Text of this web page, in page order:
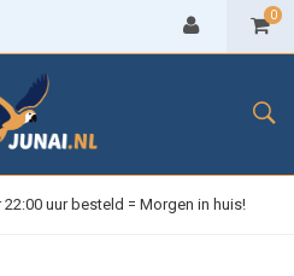
0
uur besteld = Morgen in huis!